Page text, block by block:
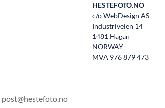
HESTEFOTO.NO
c/o WebDesign AS
Industriveien 14
1481 Hagan
NORWAY
MVA 976 879 473
post@hestefoto.no